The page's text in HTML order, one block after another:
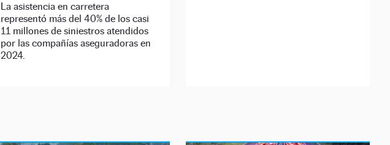
La asistencia en carretera
representó más del 40% de los casi
11 millones de siniestros atendidos
por las compañías aseguradoras en
2024.